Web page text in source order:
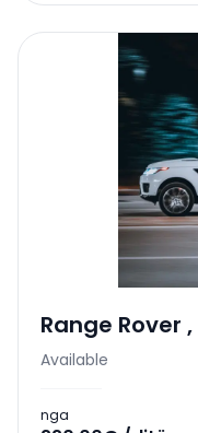
Range Rover ,
Available
nga